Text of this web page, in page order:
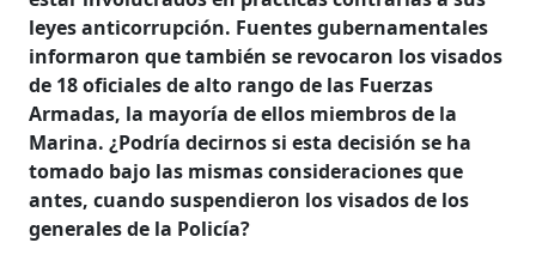
leyes anticorrupción. Fuentes gubernamentales
informaron que también se revocaron los visados
de 18 oficiales de alto rango de las Fuerzas
Armadas, la mayoría de ellos miembros de la
Marina. ¿Podría decirnos si esta decisión se ha
tomado bajo las mismas consideraciones que
antes, cuando suspendieron los visados de los
generales de la Policía?